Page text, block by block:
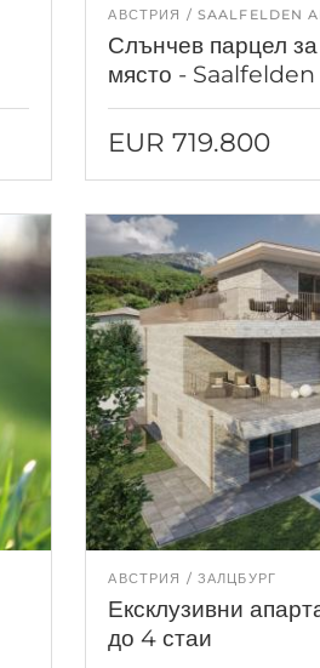
АВСТРИЯ SAALFELDEN
Слънчев парцел
място -
Meer - купете сега!
EUR 719.800
АВСТРИЯ ЗАЛЦБУРГ
Ексклузивни
до 4 стаи